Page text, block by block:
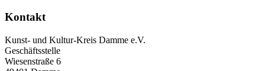
Kontakt
Kunst- und Kultur-Kreis Damme e.V.
Geschäftsstelle
Wiesenstraße 6